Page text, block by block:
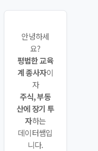
안녕하세
요?
평범한 교육
계 종사자이
자
주식, 부동
산에 장기 투
자하는
데이터쌤입
니다.